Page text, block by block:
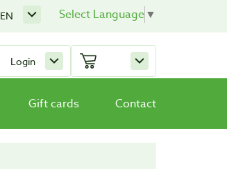
Select Language▼
EN
Login
Gift cards Contact